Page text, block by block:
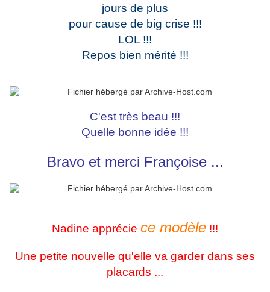
jours de plus
pour cause de big crise !!!
LOL !!!
Repos bien mérité !!!
C'est très beau !!!
Quelle bonne idée !!!
Bravo et merci Françoise ...
Nadine apprécie ce modèle !!!
Une petite nouvelle qu'elle va garder dans ses
placards ...